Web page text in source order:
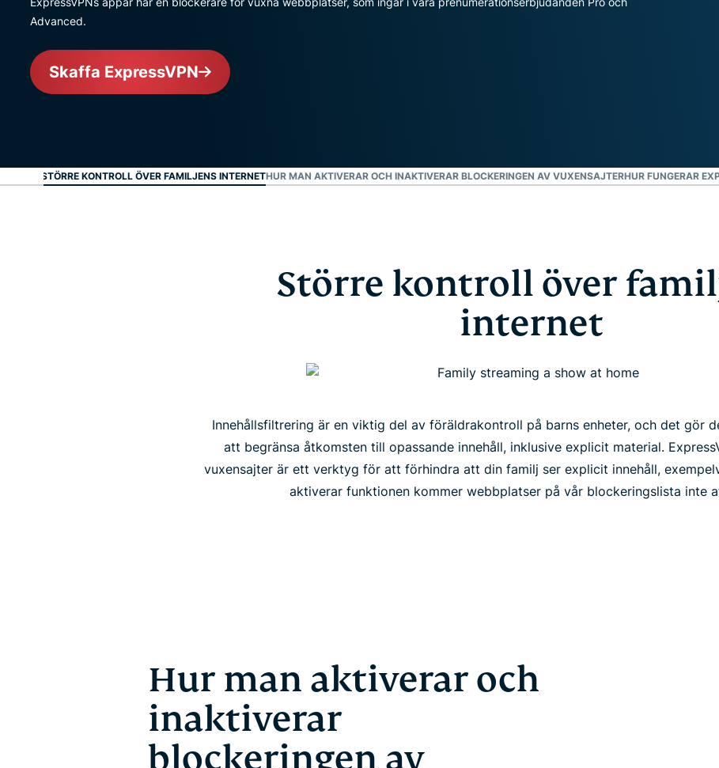
intelligens.
databorttagning
Advanced.
Skaffa ExpressVPN
STÖRRE KONTROLL ÖVER FAMILJENS INTERNETHUR MAN AKTIVERAR OCH INAKTIVERAR BLOCKERINGEN AV VUXENSAJTERHUR FUNGERAR
Större kontroll över
internet
Innehållsfiltrering är en viktig del av föräldrakontroll på barns enheter, och det gör
att begränsa åtkomsten till opassande innehåll, inklusive explicit material.
vuxensajter är ett verktyg för att förhindra att din familj ser explicit innehåll,
aktiverar funktionen kommer webbplatser på vår blockeringslista inte
Hur man aktiverar och
inaktiverar
blockeringen av